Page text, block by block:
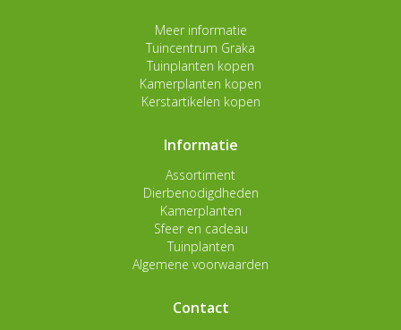
Meer informatie
Tuincentrum Graka
Tuinplanten kopen
Kamerplanten kopen
Kerstartikelen kopen
Informatie
Assortiment
Dierbenodigdheden
Kamerplanten
Sfeer en cadeau
Tuinplanten
Algemene voorwaarden
Contact